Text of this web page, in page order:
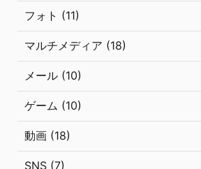
フォト (11)
マルチメディア (18)
メール (10)
ゲーム (10)
動画 (18)
SNS (7)